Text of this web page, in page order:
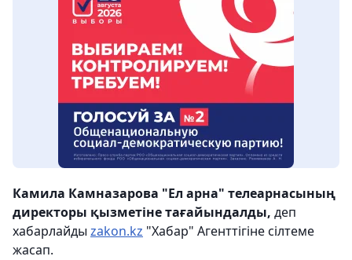
Камила Камназарова "Ел арна" телеарнасының
директоры қызметіне тағайындалды, деп
хабарлайды zakon.kz "Хабар" Агенттігіне сілтеме
жасап.